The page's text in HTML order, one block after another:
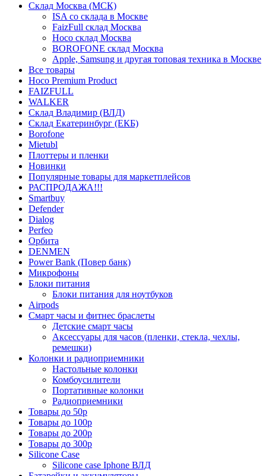
Склад Москва (МСК)
ISA со склада в Москве
FaizFull склад Москва
Hoco склад Москва
BOROFONE склад Москва
Apple, Samsung и другая топовая техника в Москве
Все товары
Hoco Premium Product
FAIZFULL
WALKER
Склад Владимир (ВЛД)
Склад Екатеринбург (ЕКБ)
Borofone
Mietubl
Плоттеры и пленки
Новинки
Популярные товары для маркетплейсов
РАСПРОДАЖА!!!
Smartbuy
Defender
Dialog
Perfeo
Орбита
DENMEN
Power Bank (Повер банк)
Микрофоны
Блоки питания
Блоки питания для ноутбуков
Airpods
Смарт часы и фитнес браслеты
Детские смарт часы
Аксессуары для часов (пленки, стекла, чехлы,
ремешки)
Колонки и радиоприемники
Настольные колонки
Комбоусилители
Портативные колонки
Радиоприемники
Товары до 50р
Товары до 100р
Товары до 200р
Товары до 300р
Silicone Case
Silicone case Iphone ВЛД